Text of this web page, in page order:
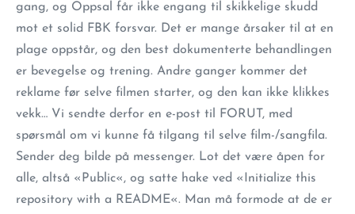
gang, og Oppsal får ikke engang til skikkelige skudd
mot et solid FBK forsvar. Det er mange årsaker til at en
plage oppstår, og den best dokumenterte behandlingen
er bevegelse og trening. Andre ganger kommer det
reklame før selve filmen starter, og den kan ikke klikkes
vekk… Vi sendte derfor en e-post til FORUT, med
spørsmål om vi kunne få tilgang til selve film-/sangfila.
Sender deg bilde på messenger. Lot det være åpen for
alle, altså «Public«, og satte hake ved «Initialize this
repository with a README«. Man må formode at de er